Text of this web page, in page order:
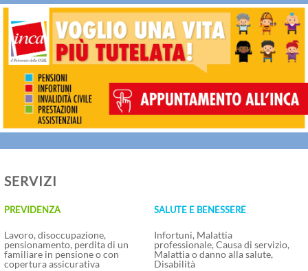
SERVIZI
PREVIDENZA
Lavoro, disoccupazione,
pensionamento, perdita di un
familiare in pensione o con
copertura assicurativa
SALUTE E BENESSERE
Infortuni, Malattia
professionale, Causa di servizio,
Malattia o danno alla salute,
Disabilità